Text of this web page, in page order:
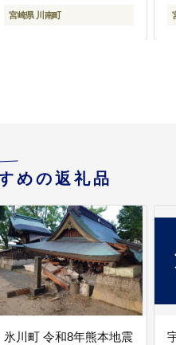
[B08413]
宮崎県 川南町
めの返礼品
氷川町 令和8年熊本地震